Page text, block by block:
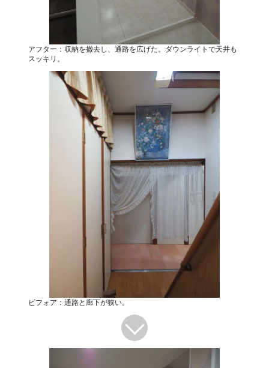
アフター：収納を撤去し、通路を広げた。ダウンライトで天井も
スッキリ。
ビフォア：通路と廊下が狭い。